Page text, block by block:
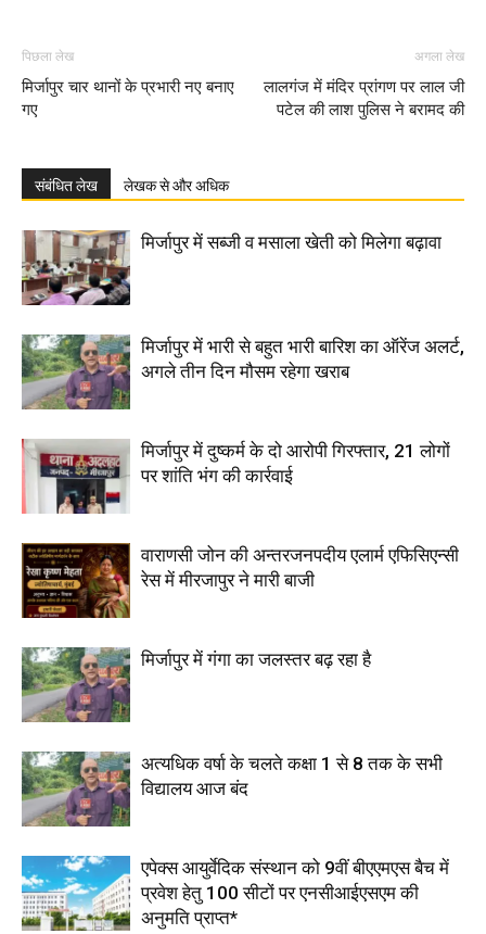
पिछला लेख
मिर्जापुर चार थानों के प्रभारी नए बनाए
गए
अगला लेख
लालगंज में मंदिर प्रांगण पर लाल जी
पटेल की लाश पुलिस ने बरामद की
संबंधित लेख लेखक से और अधिक
मिर्जापुर में सब्जी व मसाला खेती को मिलेगा बढ़ावा
मिर्जापुर में भारी से बहुत भारी बारिश का ऑरेंज अलर्ट,
अगले तीन दिन मौसम रहेगा खराब
मिर्जापुर में दुष्कर्म के दो आरोपी गिरफ्तार, 21 लोगों
पर शांति भंग की कार्रवाई
वाराणसी जोन की अन्तरजनपदीय एलार्म एफिसिएन्सी
रेस में मीरजापुर ने मारी बाजी
मिर्जापुर में गंगा का जलस्तर बढ़ रहा है
अत्यधिक वर्षा के चलते कक्षा 1 से 8 तक के सभी
विद्यालय आज बंद
एपेक्स आयुर्वेदिक संस्थान को 9वीं बीएएमएस बैच में
प्रवेश हेतु 100 सीटों पर एनसीआईएसएम की
अनुमति प्राप्त*